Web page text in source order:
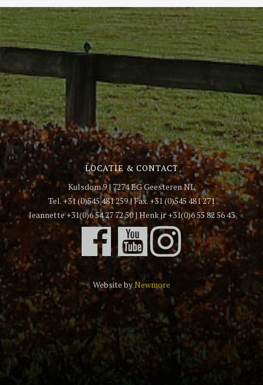
LOCATIE & CONTACT
Kulsdom 9 | 7274 EG Geesteren NL
Tel. +31 (0)545 481 259 | Fax. +31 (0)545 481 271
Jeannette +31(0)6 54 27 72 50 | Henk jr +31(0)6 55 82 56 43
Website byNewmore